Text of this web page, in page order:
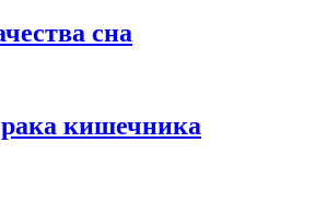
сна
кишечника